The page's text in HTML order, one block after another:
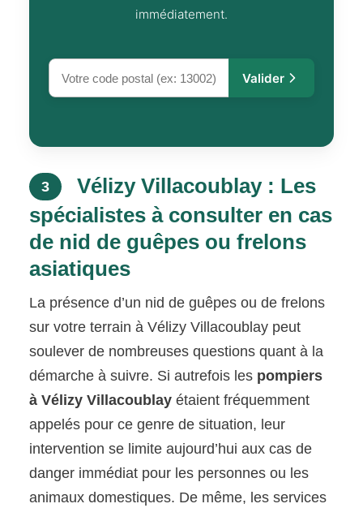
immédiatement.
Valider
3
Vélizy Villacoublay : Les
spécialistes à consulter en cas
de nid de guêpes ou frelons
asiatiques
La présence d’un nid de guêpes ou de frelons
sur votre terrain à Vélizy Villacoublay peut
soulever de nombreuses questions quant à la
démarche à suivre. Si autrefois les pompiers
à Vélizy Villacoublay étaient fréquemment
appelés pour ce genre de situation, leur
intervention se limite aujourd’hui aux cas de
danger immédiat pour les personnes ou les
animaux domestiques. De même, les services